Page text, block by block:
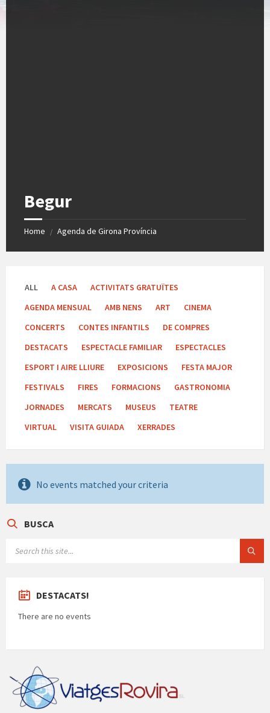
Begur
Home / Agenda de Girona Província
ALL A CASA
ACTIVITATS GRATUÏTES
AGENDA MENSUAL
AMB NENS ART
CINEMA
CONCERTS
CONTES INFANTILS
DE COMPRES
DESTACATS
ESPECTACLE FAMILIAR
ESPECTACLES
ESPORT I AIRE LLIURE
EXPOSICIONS
FESTA MAJOR
FESTIVALS
FIRES FORMACIONS
GASTRONOMIA
JORNADES
MERCATS MUSEUS
TEATRE
VIRTUAL
VISITA GUIADA XERRADES
No events matched your criteria
BUSCA
DESTACATS!
There are no events